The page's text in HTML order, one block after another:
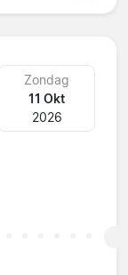
Zondag
11 Okt
2026